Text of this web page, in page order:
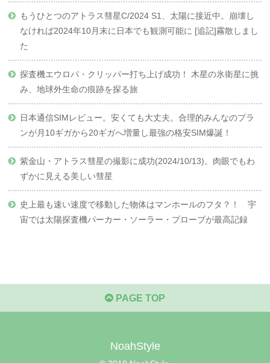
もうひとつのアトラス彗星C/2024 S1、太陽に接近中。崩壊し
なければ2024年10月末に日本でも観測可能に [追記]霧散しまし
た
探査機エウロパ・クリッパー打ち上げ成功！ 木星の氷衛星に挑
み、地球外生命の痕跡を探る旅
日本通信SIMレビュー。安くても大丈夫。合理的みんなのプラ
ンが月10ギガから20ギガへ増量し最強の格安SIM爆誕！
紫金山・アトラス彗星の撮影に成功(2024/10/13)。肉眼でもわ
ずかに見える美しい彗星
史上最も速い速度で移動した物体はマンホールのフタ？！ 宇
宙では太陽探査機パーカー・ソーラー・プローブが最高記録
PAGE TOP
NoahStyle